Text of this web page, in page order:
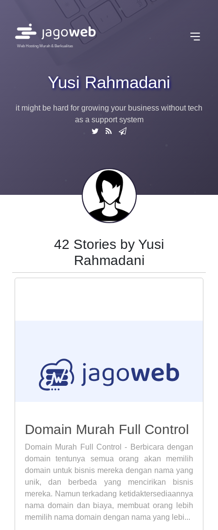
Web Hosting Murah & Berkualitas
Yusi Rahmadani
it might be hard for growing your business without tech
as a support system
42 Stories by Yusi
Rahmadani
Domain Murah Full Control
Domain Murah Full Control - Berbicara dengan
domain tentunya semua orang akan memilih
domain untuk bisnis mereka dengan nama yang
unik, dan berbeda yang mencirikan bisnis
mereka. Namun terkadang ketidaktersediaannya
nama domain dan biaya, membuat orang lebih
memilih nama domain dengan nama yang lebi...